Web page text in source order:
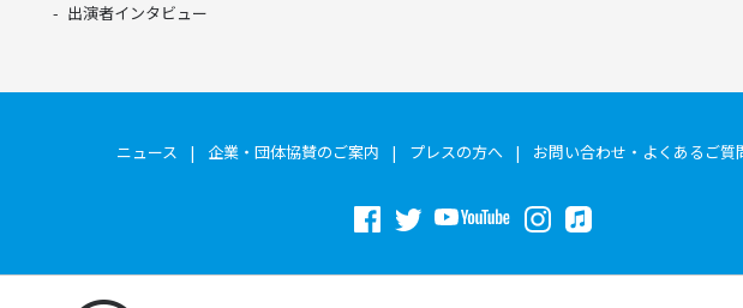
出演者インタビュー
ニュース 企業・団体協賛のご案内 プレスの方へ お問い合わせ・よくあるご質